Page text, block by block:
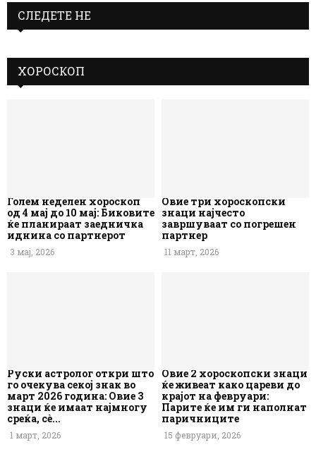
СЛЕДЕТЕ НЕ
ХОРОСКОП
Голем неделен хороскоп
од 4 мај до 10 мај: Биковите
ќе планираат заедничка
иднина со партнерот
3 мај, 2026
Овие три хороскопски
знаци најчесто
завршуваат со погрешен
партнер
11 март, 2026
Руски астролог откри што
го очекува секој знак во
март 2026 година: Овие 3
знаци ќе имаат најмногу
среќа, сè...
1 март, 2026
Овие 2 хороскопски знаци
ќе живеат како цареви до
крајот на февруари:
Парите ќе им ги наполнат
паричниците
15 февруари, 2026